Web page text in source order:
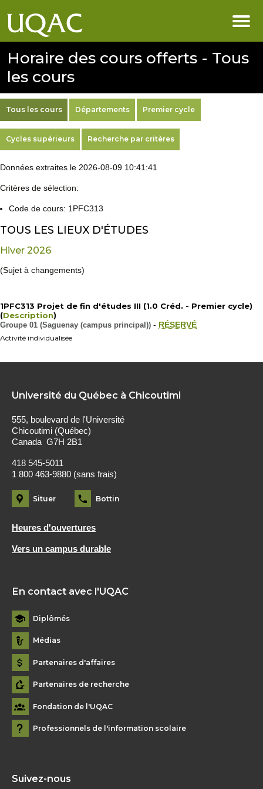
Horaire des cours offerts - Tous
les cours
Tous les cours Départements Premier cycle
Cycles supérieurs Recherche par critères
Données extraites le 2026-08-09 10:41:41
Critères de sélection:
Code de cours: 1PFC313
TOUS LES LIEUX D'ÉTUDES
Hiver 2026
(Sujet à changements)
1PFC313 Projet de fin d'études III (1.0 Créd. - Premier cycle)
(Description)
Groupe 01 (Saguenay (campus principal)) - RÉSERVÉ
Activité individualisée
Université du Québec à Chicoutimi
555, boulevard de l'Université
Chicoutimi (Québec)
Canada G7H 2B1
418 545-5011
1 800 463-9880 (sans frais)
Situer Bottin
Heures d'ouvertures
Vers un campus durable
En contact avec l'UQAC
Diplômés
Médias
Partenaires d'affaires
Partenaires de recherche
Fondation de l'UQAC
Professionnels de l'information scolaire
Suivez-nous